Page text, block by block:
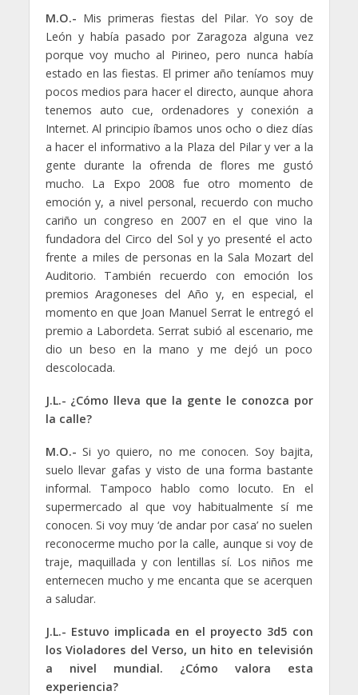
M.O.- Mis primeras fiestas del Pilar. Yo soy de
León y había pasado por Zaragoza alguna vez
porque voy mucho al Pirineo, pero nunca había
estado en las fiestas. El primer año teníamos muy
pocos medios para hacer el directo, aunque ahora
tenemos auto cue, ordenadores y conexión a
Internet. Al principio íbamos unos ocho o diez días
a hacer el informativo a la Plaza del Pilar y ver a la
gente durante la ofrenda de flores me gustó
mucho. La Expo 2008 fue otro momento de
emoción y, a nivel personal, recuerdo con mucho
cariño un congreso en 2007 en el que vino la
fundadora del Circo del Sol y yo presenté el acto
frente a miles de personas en la Sala Mozart del
Auditorio. También recuerdo con emoción los
premios Aragoneses del Año y, en especial, el
momento en que Joan Manuel Serrat le entregó el
premio a Labordeta. Serrat subió al escenario, me
dio un beso en la mano y me dejó un poco
descolocada.
J.L.- ¿Cómo lleva que la gente le conozca por
la calle?
M.O.- Si yo quiero, no me conocen. Soy bajita,
suelo llevar gafas y visto de una forma bastante
informal. Tampoco hablo como locuto. En el
supermercado al que voy habitualmente sí me
conocen. Si voy muy ‘de andar por casa’ no suelen
reconocerme mucho por la calle, aunque si voy de
traje, maquillada y con lentillas sí. Los niños me
enternecen mucho y me encanta que se acerquen
a saludar.
J.L.- Estuvo implicada en el proyecto 3d5 con
los Violadores del Verso, un hito en televisión
a nivel mundial. ¿Cómo valora esta
experiencia?